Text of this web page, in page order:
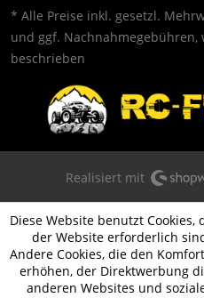
* Alle Preise inkl. gesetzl.
und ggf. Nachnahmegebühren,
beschrieben
Realisiert mit
Diese Website benutzt
der Website erforderlich
Andere Cookies, die den
erhöhen, der Direktwerbung
anderen Websites und